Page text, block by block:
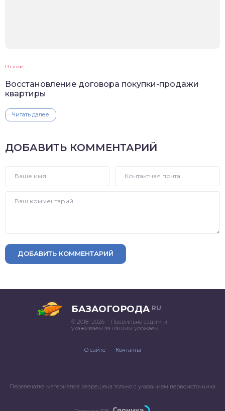
Разное
Восстановление договора покупки-продажи
квартиры
Читать далее
ДОБАВИТЬ КОММЕНТАРИЙ
ДОБАВИТЬ КОММЕНТАРИЙ
БАЗАОГОРОДА RU
© 2018–2026 – Правильно садим и
ухаживаем за нашим урожаем.
О сайте Контакты
Перепечатка материалов разрешена только с указанием первоисточника